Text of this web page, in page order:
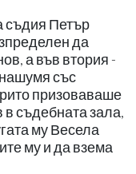
съдия Петър
да
а във втория -
със
призоваваше
съдебната зала,
му Весела
му и да взема